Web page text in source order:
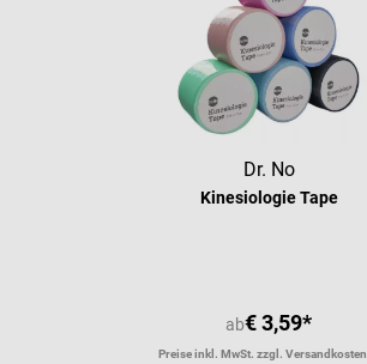
Dr. No
Kinesiologie Tape
ab€ 3,59*
Preise inkl. MwSt. zzgl. Versandkosten